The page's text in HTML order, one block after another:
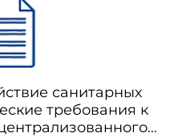
санитарных
требования к